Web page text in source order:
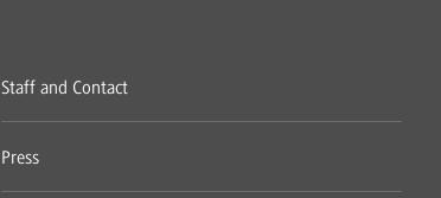
Staff and Contact
Press